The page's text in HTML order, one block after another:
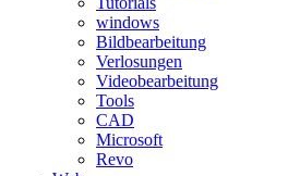
windows
Bildbearbeitung
Verlosungen
Videobearbeitung
Tools
CAD
Microsoft
Revo